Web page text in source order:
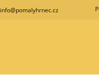
info@pomalyhrnec.cz